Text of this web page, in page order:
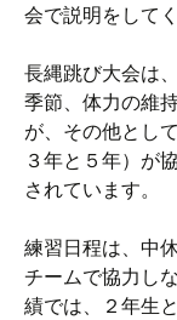
会で説明をして
長縄跳び大会は
季節、体力の維
が、その他とし
３年と５年）が
されています。
練習日程は、中
チームで協力し
績では、２年生